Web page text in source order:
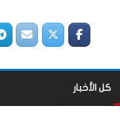
كل الأخبار